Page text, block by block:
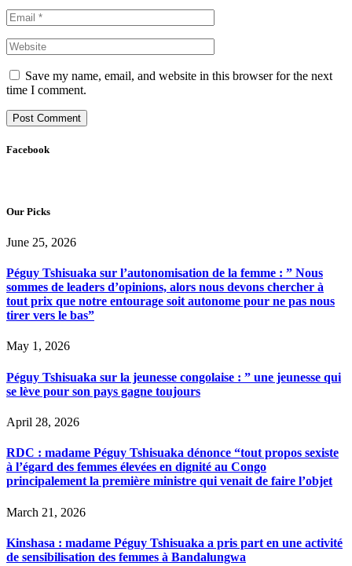
Save my name, email, and website in this browser for the next
time I comment.
Facebook
Our Picks
June 25, 2026
Péguy Tshisuaka sur l’autonomisation de la femme : ” Nous
sommes de leaders d’opinions, alors nous devons chercher à
tout prix que notre entourage soit autonome pour ne pas nous
tirer vers le bas”
May 1, 2026
Péguy Tshisuaka sur la jeunesse congolaise : ” une jeunesse qui
se lève pour son pays gagne toujours
April 28, 2026
RDC : madame Péguy Tshisuaka dénonce “tout propos sexiste
à l’égard des femmes élevées en dignité au Congo
principalement la première ministre qui venait de faire l’objet
March 21, 2026
Kinshasa : madame Péguy Tshisuaka a pris part en une activité
de sensibilisation des femmes à Bandalungwa